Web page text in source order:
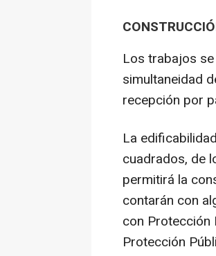
Los trabajos
simultaneidad
recepción por
La
cuadrados, de
permitirá la
contarán con
con Protección
Protección